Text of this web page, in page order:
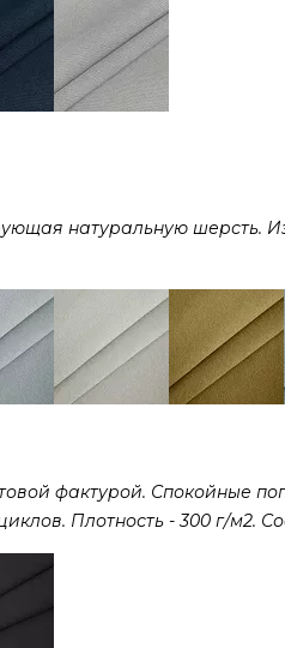
натуральную шерсть.
фактурой. Спокойные
Плотность - 300 г/м2.